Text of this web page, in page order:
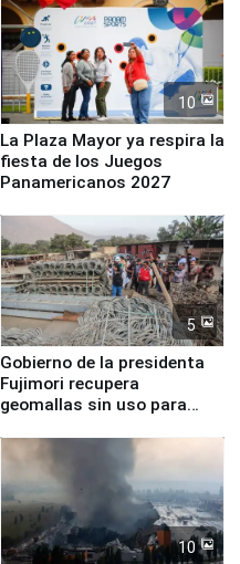
10
La Plaza Mayor ya respira la
fiesta de los Juegos
Panamericanos 2027
5
Gobierno de la presidenta
Fujimori recupera
geomallas sin uso para
Fenómeno El Niño
10